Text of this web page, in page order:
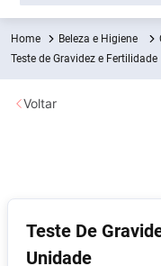
Beleza e Higiene
Teste de Gravidez e Fertilidade
Teste De
Unidade
Voltar
Termos mais
1º Fralda
2
5º Fralda G
6º Shampoo
7º Desodorante